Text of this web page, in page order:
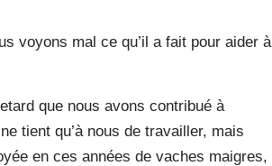
voyons mal ce qu’il a fait pour aider à
que nous avons contribué à
tient qu’à nous de travailler, mais
en ces années de vaches maigres,